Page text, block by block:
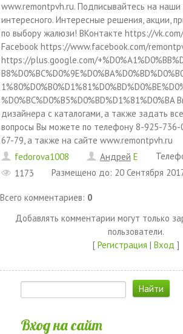
www.remontpvh.ru. Подписывайтесь на наши
интересного. Интересные решения, акции,
по выбору жалюзи! ВКонтакте https://
Facebook https://www.facebook.com/
https://plus.google.com/
дизайнера с каталогами, а также задать
вопросы Вы можете по телефону 8-925-
67-79, а также на сайте www.remontpvh.ru
fedorova1008
Андрей E
1173
Размещено до: 20 Сентября
Всего комментариев: 0
Добавлять комментарии могут только
пользователи.
[ Регистрация | Вход ]
Вход на сайт